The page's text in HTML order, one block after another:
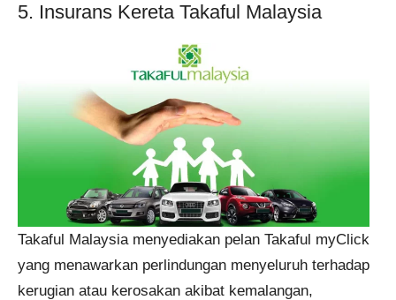
5. Insurans Kereta Takaful Malaysia
Takaful Malaysia menyediakan pelan Takaful myClick
yang menawarkan perlindungan menyeluruh terhadap
kerugian atau kerosakan akibat kemalangan,